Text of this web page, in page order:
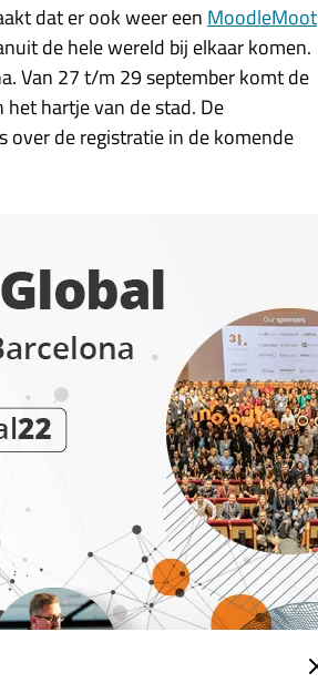
dat er ook weer een MoodleMoot
de hele wereld bij elkaar komen.
Van 27 t/m 29 september komt de
het hartje van de stad. De
over de registratie in de komende